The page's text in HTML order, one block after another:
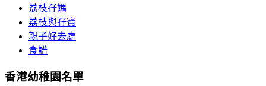
荔枝孖媽
荔枝與孖寶
親子好去處
食譜
香港幼稚園名單